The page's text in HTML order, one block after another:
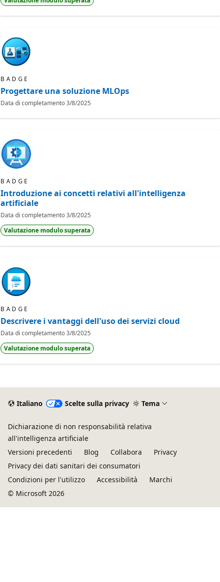
BADGE
Progettare una soluzione MLOps
Data di completamento3/8/2025
BADGE
Introduzione ai concetti relativi all'intelligenza
artificiale
Data di completamento3/8/2025
Valutazione modulo superata
BADGE
Descrivere i vantaggi dell'uso dei servizi cloud
Data di completamento3/8/2025
Valutazione modulo superata
Italiano Scelte sulla privacy Tema
Dichiarazione di non responsabilità relativa
all'intelligenza artificiale
Versioni precedenti
Blog Collabora
Privacy
Privacy dei dati sanitari dei consumatori
Condizioni per l'utilizzo
Accessibilità
Marchi
© Microsoft 2026